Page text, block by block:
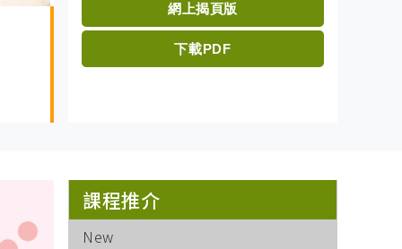
Feature
大學路多元升學展 為高中生
網上揭頁版
下載PDF
課程推介
New